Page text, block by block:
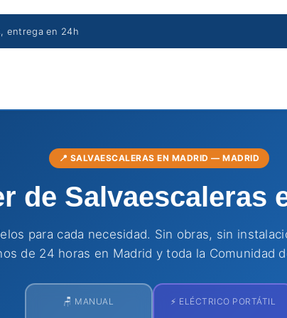
entrega en 24h
📍 SALVAESCALERAS EN MADRID — MADRID
de Salvaescaleras
para cada necesidad. Sin obras, sin
de 24 horas en Madrid y toda la Comunidad
🪑 MANUAL ⚡ ELÉCTRICO PORTÁTIL